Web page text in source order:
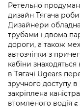
Ретельно
дизайн Тягача
Дизайнери
трубами і двома
дороги, а також
автозчіпки з
кабіни знаходяться
в Тягачі Ugears
зручного доступу в
закріплена
втомленого водія